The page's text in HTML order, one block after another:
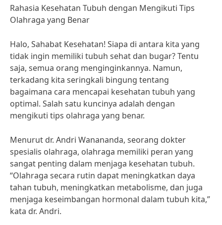
Rahasia Kesehatan Tubuh dengan Mengikuti Tips
Olahraga yang Benar
Halo, Sahabat Kesehatan! Siapa di antara kita yang
tidak ingin memiliki tubuh sehat dan bugar? Tentu
saja, semua orang menginginkannya. Namun,
terkadang kita seringkali bingung tentang
bagaimana cara mencapai kesehatan tubuh yang
optimal. Salah satu kuncinya adalah dengan
mengikuti tips olahraga yang benar.
Menurut dr. Andri Wanananda, seorang dokter
spesialis olahraga, olahraga memiliki peran yang
sangat penting dalam menjaga kesehatan tubuh.
“Olahraga secara rutin dapat meningkatkan daya
tahan tubuh, meningkatkan metabolisme, dan juga
menjaga keseimbangan hormonal dalam tubuh kita,”
kata dr. Andri.